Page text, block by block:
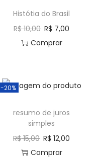
Histótia do Brasil
R$10,00 R$ 7,00
Comprar
-20%
resumo de juros
simples
R$15,00 R$ 12,00
Comprar